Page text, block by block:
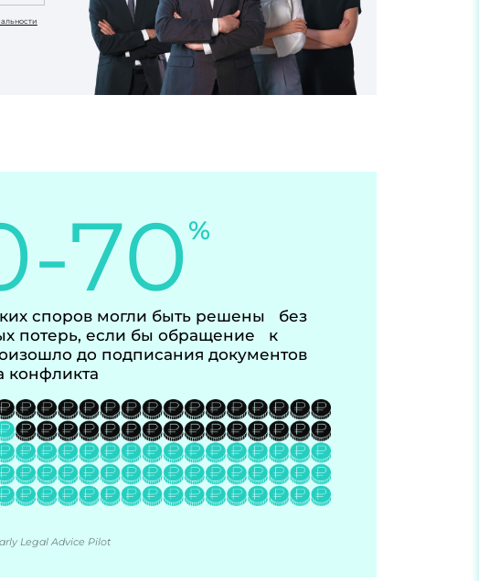
70%
споров могли быть решены без
потерь, если бы обращение к
до подписания документов
конфликта
Legal Advice Pilot